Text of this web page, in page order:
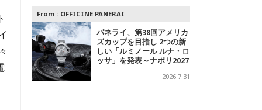
From : OFFICINE PANERAI
パネライ、第38回アメリカ
ズカップを目指し 2つの新
しい「ルミノール ルナ・ロ
ッサ」を発表～ナポリ2027
2026.7.31